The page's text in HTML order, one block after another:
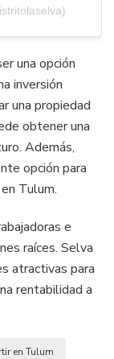
una opción
inversión
una propiedad
obtener una
Además,
opción para
Tulum.
e
raíces. Selva
atractivas para
rentabilidad a
en Tulum